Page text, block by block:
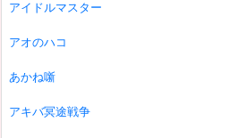
アイドルマスター
アオのハコ
あかね噺
アキバ冥途戦争